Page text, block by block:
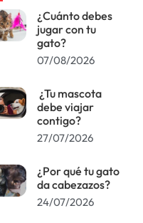
¿Cuánto debes
jugar con tu
gato?
07/08/2026
¿Tu mascota
debe viajar
contigo?
27/07/2026
¿Por qué tu gato
da cabezazos?
24/07/2026